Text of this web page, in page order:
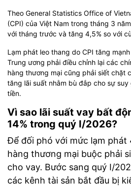
Theo General Statistics Office of
(CPI) của Việt Nam trong tháng 3
với tháng trước và tăng 4,5% so với
Lạm phát leo thang do CPI tăng
Trung ương phải điều chỉnh lại các
hàng thương mại cũng phải siết chặt
tăng lãi suất nhằm bù đắp cho sự
tiền.
Vì sao lãi suất vay bất
14% trong quý I/2026?
Để đối phó với mức lạm phát
hàng thương mại buộc phải
cho vay. Bước sang quý I/
các kênh tài sản bắt đầu bị